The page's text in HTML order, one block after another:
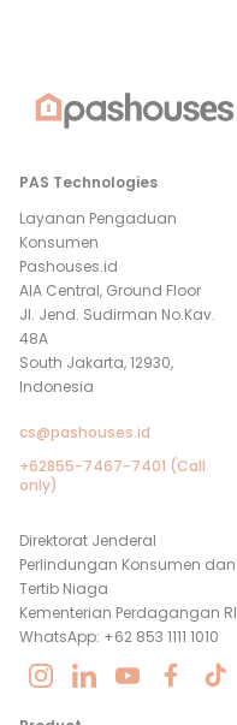
PAS Technologies
Layanan Pengaduan
Konsumen
Pashouses.id
AIA Central, Ground Floor
Jl. Jend. Sudirman No.Kav.
48A
South Jakarta, 12930,
Indonesia
cs@pashouses.id
+62855-7467-7401 (Call
only)
Direktorat Jenderal
Perlindungan Konsumen dan
Tertib Niaga
Kementerian Perdagangan RI
WhatsApp: +62 853 1111 1010